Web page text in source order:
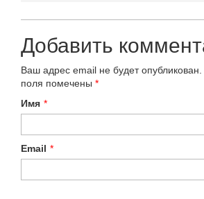
Добавить
Ваш адрес email не будет опубликован.
поля помечены *
Имя *
Email *